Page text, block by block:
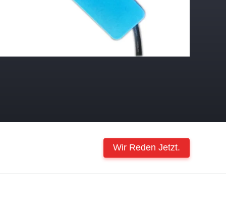
Wir Reden Jetzt.